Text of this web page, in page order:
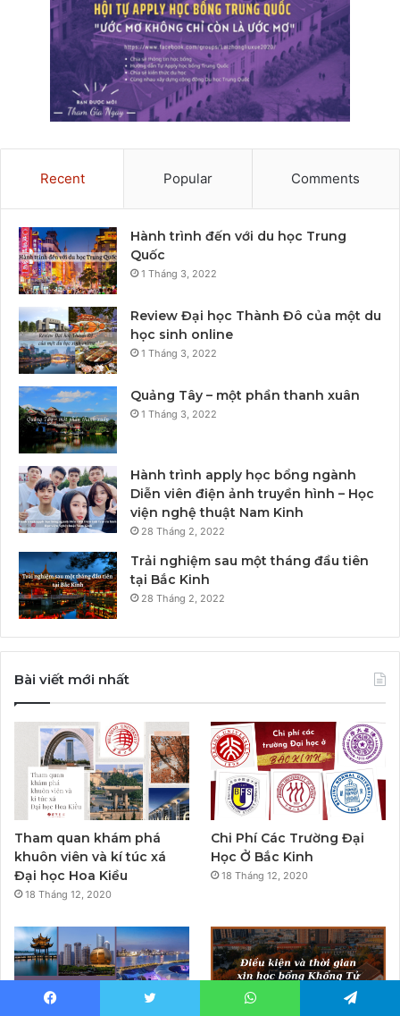
Recent Popular Comments
Hành trình đến với du học Trung
Quốc
1 Tháng 3, 2022
Review Đại học Thành Đô của một du
học sinh online
1 Tháng 3, 2022
Quảng Tây – một phần thanh xuân
1 Tháng 3, 2022
Hành trình apply học bổng ngành
Diễn viên điện ảnh truyền hình – Học
viện nghệ thuật Nam Kinh
28 Tháng 2, 2022
Trải nghiệm sau một tháng đầu tiên
tại Bắc Kinh
28 Tháng 2, 2022
Bài viết mới nhất
Tham quan khám phá
khuôn viên và kí túc xá
Đại học Hoa Kiều
18 Tháng 12, 2020
Chi Phí Các Trường Đại
Học Ở Bắc Kinh
18 Tháng 12, 2020